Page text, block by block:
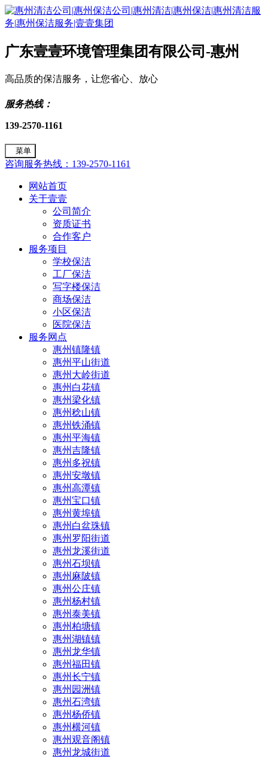
广东壹壹环境管理集团有限公司-惠州
高品质的保洁服务，让您省心、放心
服务热线：
139-2570-1161
菜单
咨询服务热线：139-2570-1161
网站首页
关于壹壹
公司简介
资质证书
合作客户
服务项目
学校保洁
工厂保洁
写字楼保洁
商场保洁
小区保洁
医院保洁
服务网点
惠州镇隆镇
惠州平山街道
惠州大岭街道
惠州白花镇
惠州梁化镇
惠州稔山镇
惠州铁涌镇
惠州平海镇
惠州吉隆镇
惠州多祝镇
惠州安墩镇
惠州高潭镇
惠州宝口镇
惠州黄埠镇
惠州白盆珠镇
惠州罗阳街道
惠州龙溪街道
惠州石坝镇
惠州麻陂镇
惠州公庄镇
惠州杨村镇
惠州泰美镇
惠州柏塘镇
惠州湖镇镇
惠州龙华镇
惠州福田镇
惠州长宁镇
惠州园洲镇
惠州石湾镇
惠州杨侨镇
惠州横河镇
惠州观音阁镇
惠州龙城街道